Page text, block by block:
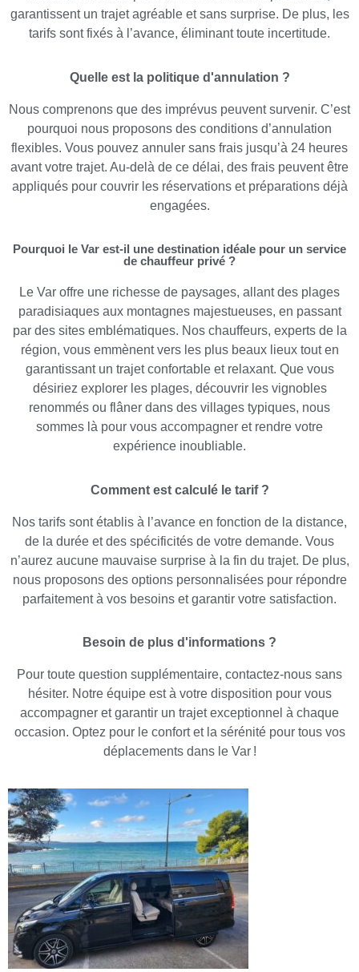
garantissent un trajet agréable et sans surprise. De plus, les
tarifs sont fixés à l’avance, éliminant toute incertitude.
Quelle est la politique d'annulation ?
Nous comprenons que des imprévus peuvent survenir. C’est
pourquoi nous proposons des conditions d’annulation
flexibles. Vous pouvez annuler sans frais jusqu’à 24 heures
avant votre trajet. Au-delà de ce délai, des frais peuvent être
appliqués pour couvrir les réservations et préparations déjà
engagées.
Pourquoi le Var est-il une destination idéale pour un service
de chauffeur privé ?
Le Var offre une richesse de paysages, allant des plages
paradisiaques aux montagnes majestueuses, en passant
par des sites emblématiques. Nos chauffeurs, experts de la
région, vous emmènent vers les plus beaux lieux tout en
garantissant un trajet confortable et relaxant. Que vous
désiriez explorer les plages, découvrir les vignobles
renommés ou flâner dans des villages typiques, nous
sommes là pour vous accompagner et rendre votre
expérience inoubliable.
Comment est calculé le tarif ?
Nos tarifs sont établis à l’avance en fonction de la distance,
de la durée et des spécificités de votre demande. Vous
n’aurez aucune mauvaise surprise à la fin du trajet. De plus,
nous proposons des options personnalisées pour répondre
parfaitement à vos besoins et garantir votre satisfaction.
Besoin de plus d'informations ?
Pour toute question supplémentaire, contactez-nous sans
hésiter. Notre équipe est à votre disposition pour vous
accompagner et garantir un trajet exceptionnel à chaque
occasion. Optez pour le confort et la sérénité pour tous vos
déplacements dans le Var !